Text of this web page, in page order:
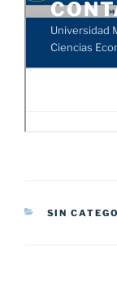
SIN